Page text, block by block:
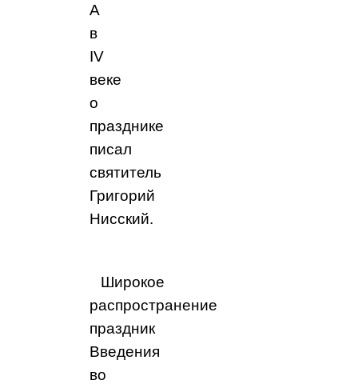
А
в
IV
веке
о
празднике
писал
святитель
Григорий
Нисский.
Широкое
распространение
праздник
Введения
во